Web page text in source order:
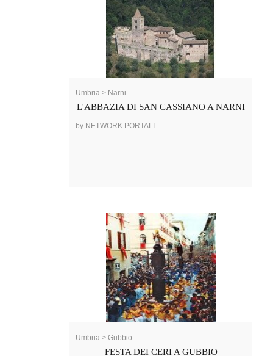
Umbria > Narni
L'ABBAZIA DI SAN CASSIANO A NARNI
by NETWORK PORTALI
Umbria > Gubbio
FESTA DEI CERI A GUBBIO